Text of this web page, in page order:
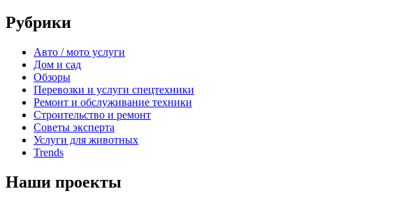
Рубрики
Авто / мото услуги
Дом и сад
Обзоры
Перевозки и услуги спецтехники
Ремонт и обслуживание техники
Строительство и ремонт
Советы эксперта
Услуги для животных
Trends
Наши проекты